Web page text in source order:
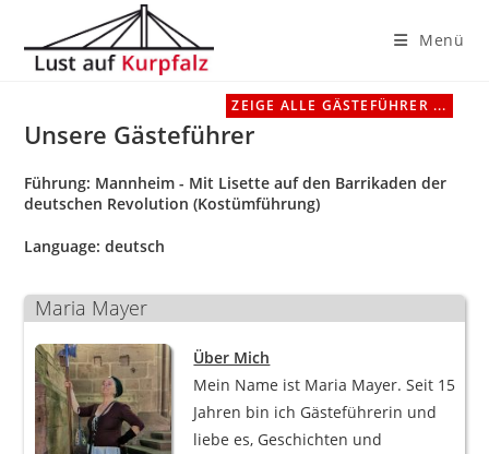
springen
Menü
Unsere Gästeführer
Führung: Mannheim - Mit Lisette auf den Barrikaden der
deutschen Revolution (Kostümführung)
Language:deutsch
ZEIGE ALLE GÄSTEFÜHRER ...
Maria Mayer
Über Mich
Mein Name ist Maria Mayer. Seit 15
Jahren bin ich Gästeführerin und
liebe es, Geschichten und